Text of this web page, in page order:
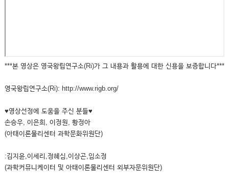
***본 영상은 영국왕립연구소(Ri)가 그 내용과 활용에 대한 신용을 보증합니다***
영국왕립연구소(Ri): http://www.rigb.org/
♥영상선정에 도움을 주신 분들♥
손승우, 이은희, 이정원, 황정아
(아태이론물리센터 과학문화위원단)
:김지윤,이세리,정혜심,이상곤,임소정
(과학커뮤니케이터 및 아태이론물리센터 외부자문위원단)